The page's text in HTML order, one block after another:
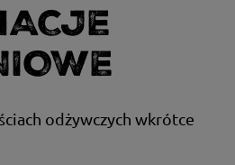
odżywczych wkrótce